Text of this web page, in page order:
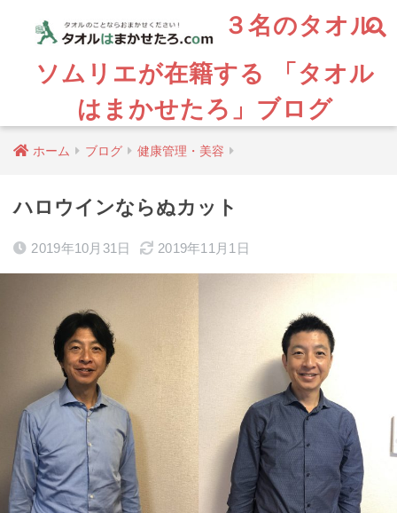
３名のタオル
ソムリエが在籍する 「タオル
はまかせたろ」ブログ
ホーム ブログ 健康管理・美容
ハロウインならぬカット
2019年10月31日 2019年11月1日